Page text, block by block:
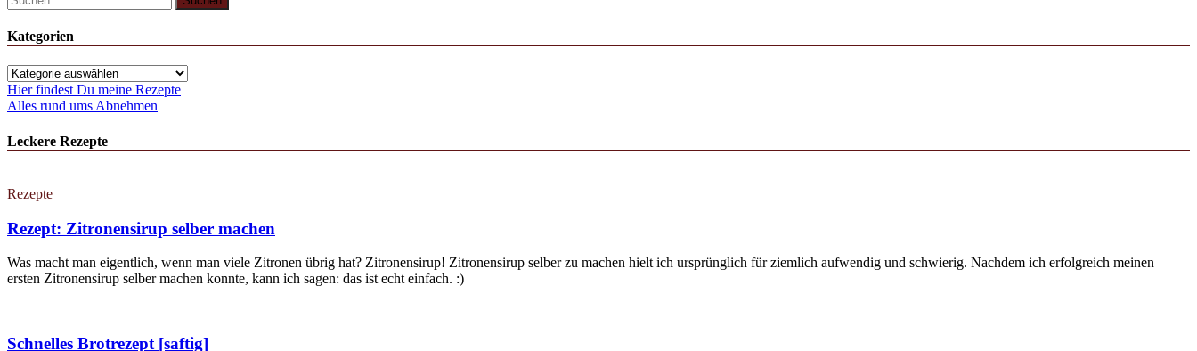
Kategorien
Hier findest Du meine Rezepte
Alles rund ums Abnehmen
Leckere Rezepte
Rezepte
Rezept: Zitronensirup selber machen
Was macht man eigentlich, wenn man viele Zitronen übrig hat? Zitronensirup! Zitronensirup selber zu machen hielt ich ursprünglich für ziemlich aufwendig und schwierig. Nachdem ich erfolgreich meinen
ersten Zitronensirup selber machen konnte, kann ich sagen: das ist echt einfach. :)
Schnelles Brotrezept [saftig]